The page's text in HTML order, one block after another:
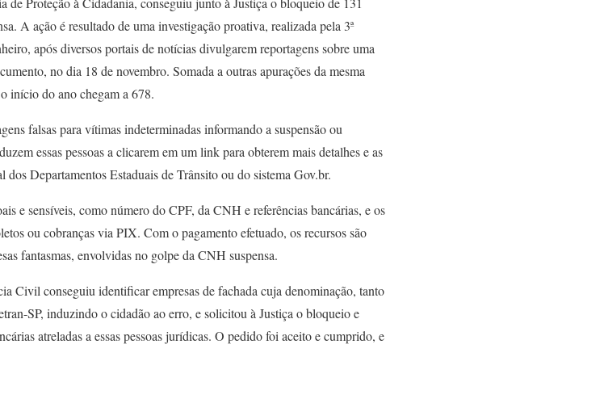
A ação é resultado de uma investigação proativa, realizada pela 3ª
após diversos portais de notícias divulgarem reportagens sobre uma
no dia 18 de novembro. Somada a outras apurações da mesma
início do ano chegam a 678.
falsas para vítimas indeterminadas informando a suspensão ou
essas pessoas a clicarem em um link para obterem mais detalhes e as
Departamentos Estaduais de Trânsito ou do sistema Gov.br.
e sensíveis, como número do CPF, da CNH e referências bancárias, e os
ou cobranças via PIX. Com o pagamento efetuado, os recursos são
fantasmas, envolvidas no golpe da CNH suspensa.
Civil conseguiu identificar empresas de fachada cuja denominação, tanto
SP, induzindo o cidadão ao erro, e solicitou à Justiça o bloqueio e
atreladas a essas pessoas jurídicas. O pedido foi aceito e cumprido, e